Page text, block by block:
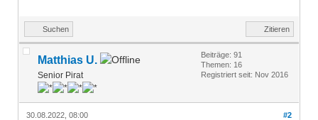
Suchen Zitieren
Matthias U.
Senior Pirat
Beiträge: 91
Themen: 16
Registriert seit: Nov 2016
#2
30.08.2022, 08:00